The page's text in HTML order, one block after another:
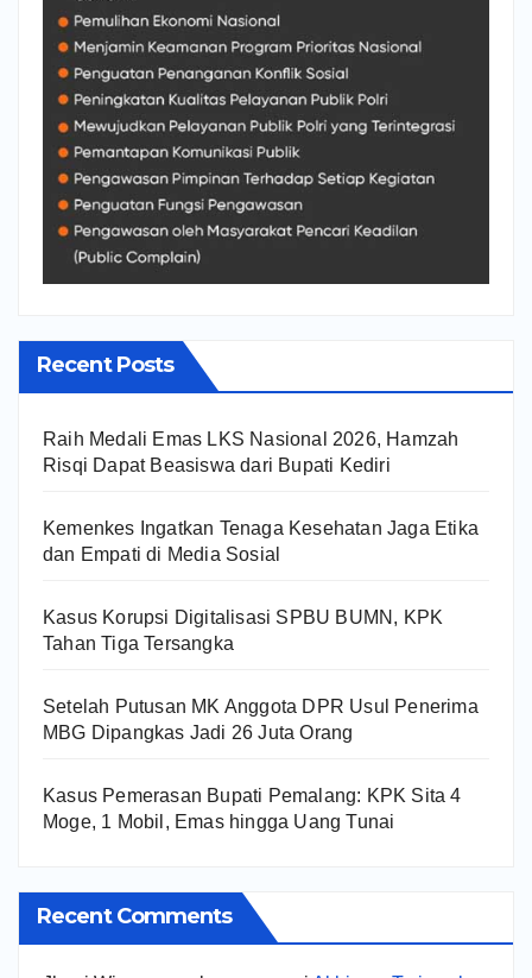
Recent Posts
Raih Medali Emas LKS Nasional 2026, Hamzah
Risqi Dapat Beasiswa dari Bupati Kediri
Kemenkes Ingatkan Tenaga Kesehatan Jaga Etika
dan Empati di Media Sosial
Kasus Korupsi Digitalisasi SPBU BUMN, KPK
Tahan Tiga Tersangka
Setelah Putusan MK Anggota DPR Usul Penerima
MBG Dipangkas Jadi 26 Juta Orang
Kasus Pemerasan Bupati Pemalang: KPK Sita 4
Moge, 1 Mobil, Emas hingga Uang Tunai
Recent Comments